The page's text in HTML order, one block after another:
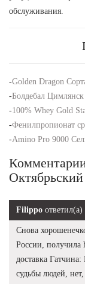
обслуживания.
-Golden Dragon
-Болдебал Цимлянск
-100% Whey Gold
-Фенилпропионат
-Amino Pro 9000
Октябрьский
Filippo ответил(а)
Снова
России, получила
доставка
судьбы людей, нет,